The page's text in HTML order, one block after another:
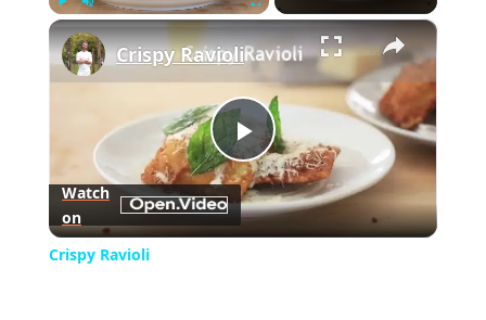
Play Unmute Fullscreen ×
Play
Video
Crispy Ravioli
Watch
on
Crispy Ravioli